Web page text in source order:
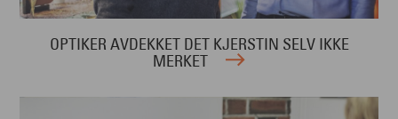
OPTIKER AVDEKKET DET KJERSTIN SELV IKKE
MERKET